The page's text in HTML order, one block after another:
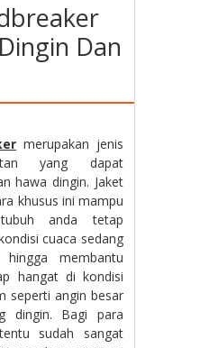
Dan
merupakan jenis
yang dapat
hawa dingin. Jaket
khusus ini mampu
anda tetap
cuaca sedang
membantu
hangat di kondisi
seperti angin besar
dingin. Bagi para
sudah sangat